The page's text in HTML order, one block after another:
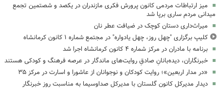
میز ارتباطات مردمی کانون پرورش فکری مازندران در یکصد و شصتمین تجمع
میدانی مردم ساری برپا شد
میراث‌داری دستان کوچک در ضیافت عطر نان
کلیپ برگزاری "چهل روز، چهل یادواره" در مجتمع شماره ۱ کانون کرمانشاه
برنامه با مادران در مرکز شماره ۴ کانون کرمانشاه اجرا شد
خبرنگاران، دیده‌بانانِ صادقِ روایت‌های ماندگار در عرصه فرهنگ و کودکی هستند
«در مدار اربعین»؛ روایت کودکان و نوجوانان از عاشورا و اسارت در مرکز ۳۵
دیدار مدیرکل کانون گلستان با مدیرکل صداوسیما به مناسبت روز خبرنگار